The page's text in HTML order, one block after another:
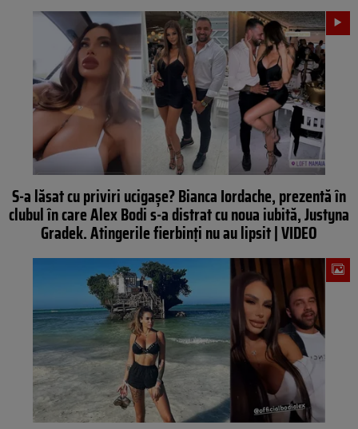
S-a lăsat cu priviri ucigașe? Bianca Iordache, prezentă în
clubul în care Alex Bodi s-a distrat cu noua iubită, Justyna
Gradek. Atingerile fierbinți nu au lipsit | VIDEO